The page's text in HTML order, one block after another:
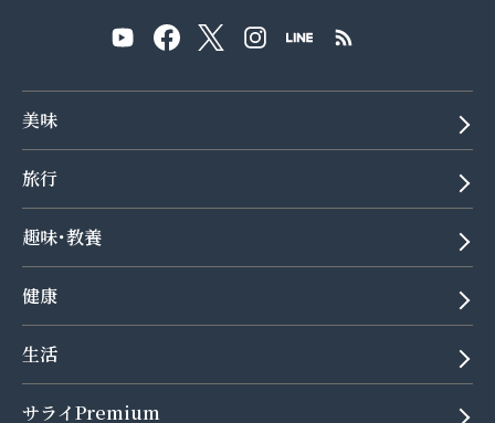
美味
旅行
趣味･教養
健康
生活
サライPremium